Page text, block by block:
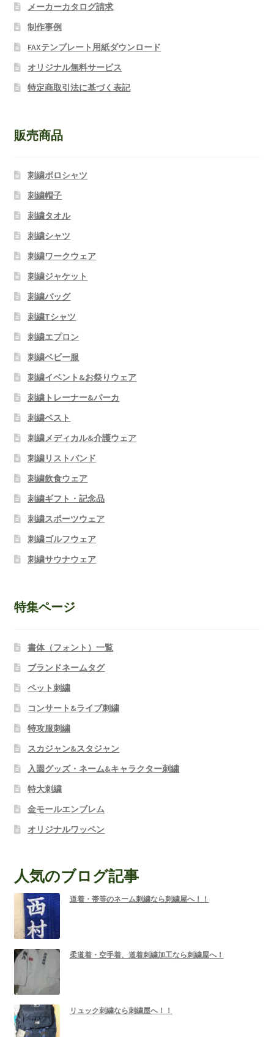
メーカーカタログ請求
制作事例
FAXテンプレート用紙ダウンロード
オリジナル無料サービス
特定商取引法に基づく表記
販売商品
刺繍ポロシャツ
刺繍帽子
刺繍タオル
刺繍シャツ
刺繍ワークウェア
刺繍ジャケット
刺繍バッグ
刺繍Tシャツ
刺繍エプロン
刺繍ベビー服
刺繍イベント&お祭りウェア
刺繍トレーナー&パーカ
刺繍ベスト
刺繍メディカル&介護ウェア
刺繍リストバンド
刺繍飲食ウェア
刺繍ギフト・記念品
刺繍スポーツウェア
刺繍ゴルフウェア
刺繍サウナウェア
特集ページ
書体（フォント）一覧
ブランドネームタグ
ペット刺繍
コンサート&ライブ刺繍
特攻服刺繍
スカジャン&スタジャン
入園グッズ・ネーム&キャラクター刺繍
特大刺繍
金モールエンブレム
オリジナルワッペン
人気のブログ記事
道着・帯等のネーム刺繍なら刺繍屋へ！！
柔道着・空手着、道着刺繍加工なら刺繍屋へ！
リュック刺繍なら刺繍屋へ！！